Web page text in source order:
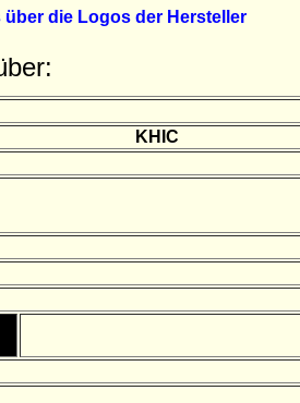
über die Logos der Hersteller
KHIC